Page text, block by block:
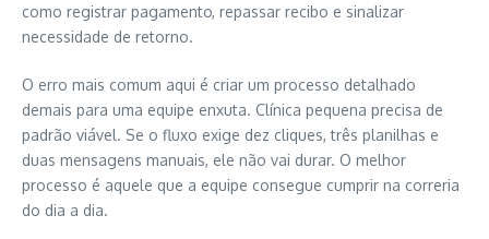
como registrar pagamento, repassar recibo e sinalizar
necessidade de retorno.
O erro mais comum aqui é criar um processo detalhado
demais para uma equipe enxuta. Clínica pequena precisa de
padrão viável. Se o fluxo exige dez cliques, três planilhas e
duas mensagens manuais, ele não vai durar. O melhor
processo é aquele que a equipe consegue cumprir na correria
do dia a dia.